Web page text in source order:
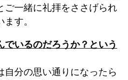
ご一緒に礼拝をささげられ
す。
でいるのだろうか？という
分の思い通りになったら